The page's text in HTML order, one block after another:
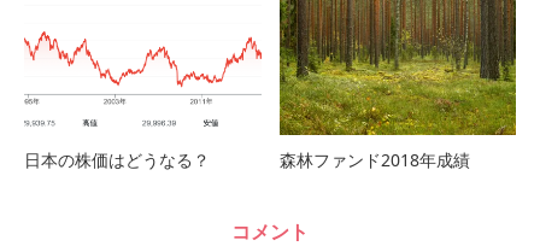
日本の株価はどうなる？ 森林ファンド2018年成績
コメント